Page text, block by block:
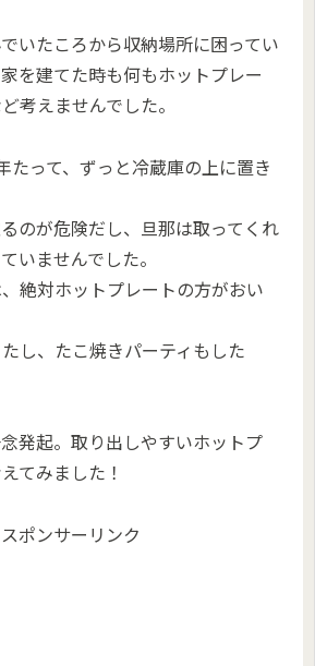
いたころから収納場所に困ってい
を建てた時も何もホットプレー
考えませんでした。
たって、ずっと冷蔵庫の上に置き
のが危険だし、旦那は取ってくれ
いませんでした。
絶対ホットプレートの方がおい
し、たこ焼きパーティもした
発起。取り出しやすいホットプ
てみました！
スポンサーリンク